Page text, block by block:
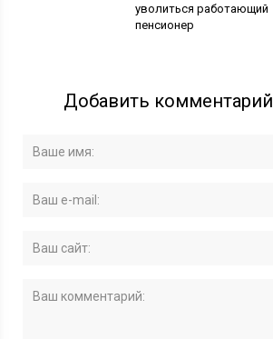
уволиться работающий
пенсионер
Добавить комментарий